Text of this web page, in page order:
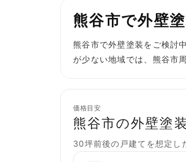
熊谷市で外壁
熊谷市で外壁塗装をご検討
が少ない地域では、熊谷市
価格目安
熊谷市の外壁塗
30坪前後の戸建てを想定し